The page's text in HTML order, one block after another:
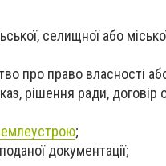
селищної або
про право власності
рішення ради, договір
;
документації;